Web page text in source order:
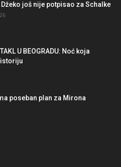
Džeko još nije potpisao za Schalke
U BEOGRADU: Noć koja
poseban plan za Mirona